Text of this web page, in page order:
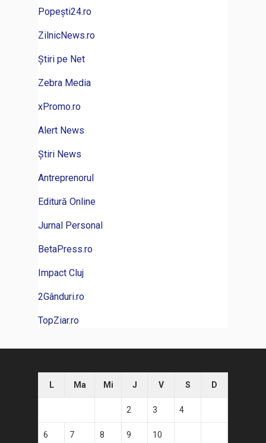
Popești24.ro
ZilnicNews.ro
Știri pe Net
Zebra Media
xPromo.ro
Alert News
Știri News
Antreprenorul
Editură Online
Jurnal Personal
BetaPress.ro
Impact Cluj
2Gânduri.ro
TopZiar.ro
L Ma Mi J V S D
2 3 4
6 7 8 9 10